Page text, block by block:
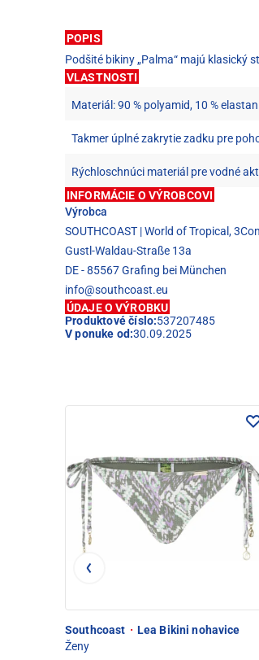
POPIS
Podšité bikiny „Palma“ majú
VLASTNOSTI
Materiál: 90 % polyamid, 10 % elastan
Takmer úplné zakrytie zadku pre
Rýchloschnúci materiál pre vodné
INFORMÁCIE O VÝROBCOVI
Výrobca
SOUTHCOAST | World of Tropical,
Gustl-Waldau-Straße 13a
DE - 85567 Grafing bei München
info@southcoast.eu
ÚDAJE O VÝROBKU
Produktové číslo:537207485
V ponuke od:30.09.2025
Southcoast · Lea Bikini nohavice
Ženy